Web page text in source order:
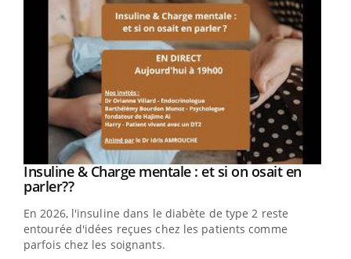
Youtube
Insuline & Charge mentale : et si on osait en
parler??Youtube
En 2026, l'insuline dans le diabète de type 2 reste
entourée d'idées reçues chez les patients comme
parfois chez les soignants.